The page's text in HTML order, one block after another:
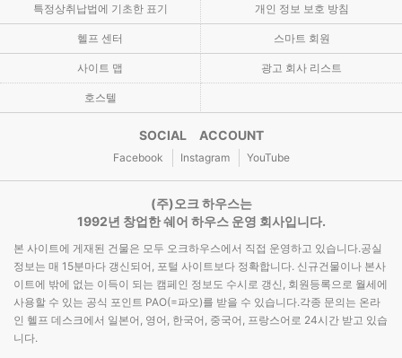
특정상취납법에 기초한 표기 개인 정보 보호 방침
헬프 센터 스마트 회원
사이트 맵 광고 회사 리스트
호스텔
SOCIAL ACCOUNT
Facebook Instagram YouTube
(주)오크 하우스는
1992년 창업한 쉐어 하우스 운영 회사입니다.
본 사이트에 게재된 건물은 모두 오크하우스에서 직접 운영하고 있습니다.공실
정보는 매 15분마다 갱신되어, 포털 사이트보다 정확합니다. 신규건물이나 본사
이트에 밖에 없는 이득이 되는 캠페인 정보도 수시로 갱신, 회원등록으로 월세에
사용할 수 있는 공식 포인트 PAO(=파오)를 받을 수 있습니다.각종 문의는 온라
인 헬프 데스크에서 일본어, 영어, 한국어, 중국어, 프랑스어로 24시간 받고 있습
니다.